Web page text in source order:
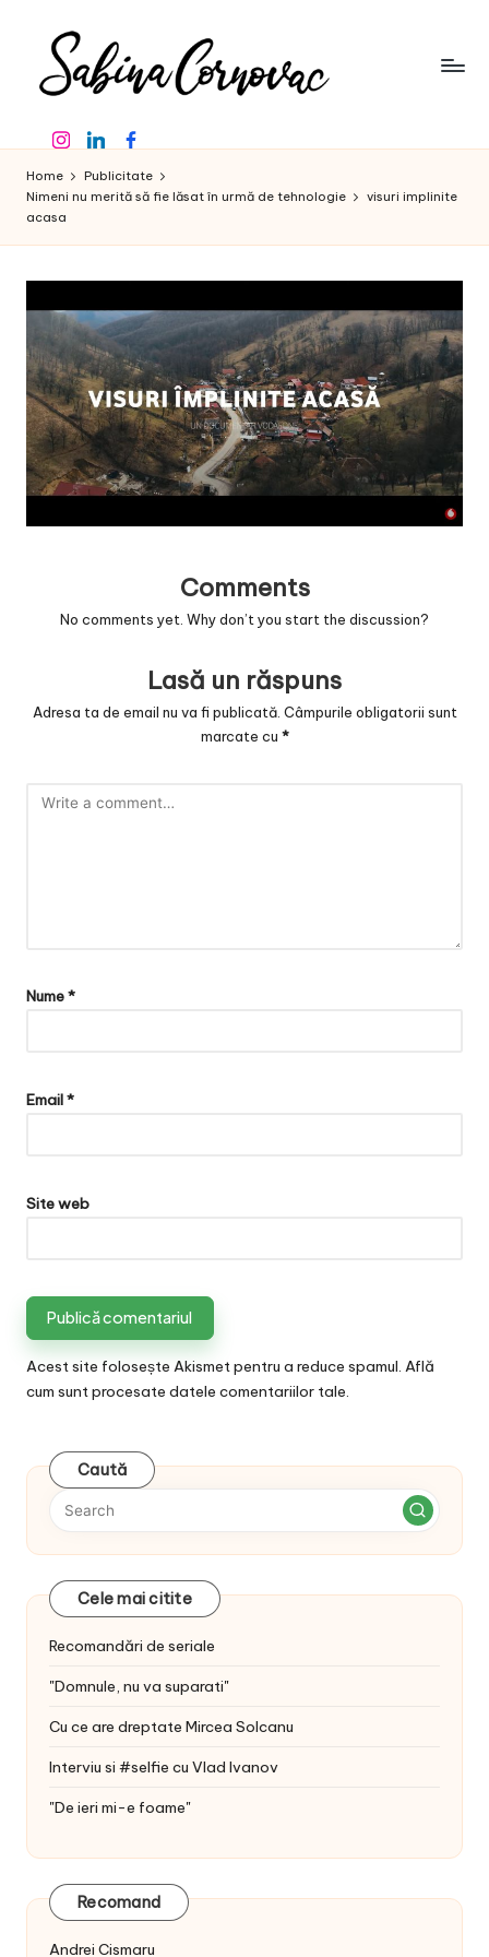
content
a
b
in
a
C
o
r
n
o
v
in
creator
de
conținut
de
16
InstagramLinkedinFacebook
Home
Publicitate
Nimeni nu merită să fie lăsat în urmă de tehnologie
visuri implinite
acasa
Comments
No comments yet. Why don’t you start the discussion?
Lasă un răspuns
Adresa ta de email nu va fi publicată. Câmpurile obligatorii sunt
marcate cu *
Nume*
Email*
Site web
Acest site folosește Akismet pentru a reduce spamul. Află
cum sunt procesate datele comentariilor tale.
Caută
Cele mai citite
Recomandări de seriale
"Domnule, nu va suparati"
Cu ce are dreptate Mircea Solcanu
Interviu si #selfie cu Vlad Ivanov
"De ieri mi-e foame"
Recomand
Andrei Cismaru